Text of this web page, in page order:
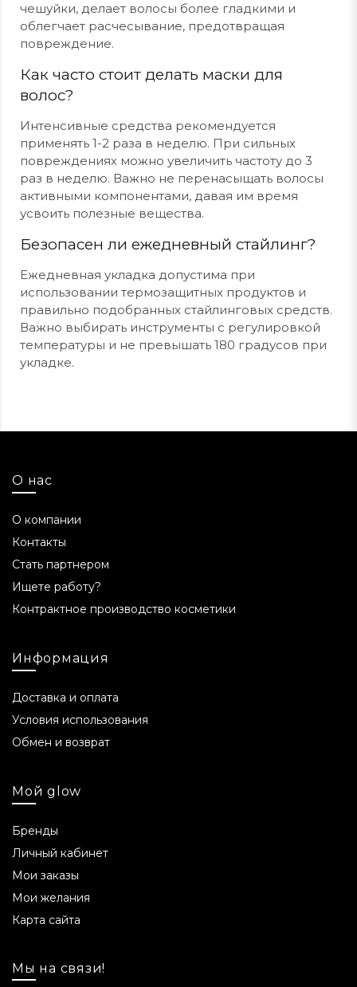
чешуйки, делает волосы более гладкими и
облегчает расчесывание, предотвращая
повреждение.
Как часто стоит делать маски для
волос?
Интенсивные средства рекомендуется
применять 1-2 раза в неделю. При сильных
повреждениях можно увеличить частоту до 3
раз в неделю. Важно не перенасыщать волосы
активными компонентами, давая им время
усвоить полезные вещества.
Безопасен ли ежедневный стайлинг?
Ежедневная укладка допустима при
использовании термозащитных продуктов и
правильно подобранных стайлинговых средств.
Важно выбирать инструменты с регулировкой
температуры и не превышать 180 градусов при
укладке.
О нас
О компании
Контакты
Стать партнером
Ищете работу?
Контрактное производство косметики
Информация
Доставка и оплата
Условия использования
Обмен и возврат
Мой glow
Бренды
Личный кабинет
Мои заказы
Мои желания
Карта сайта
Мы на связи!